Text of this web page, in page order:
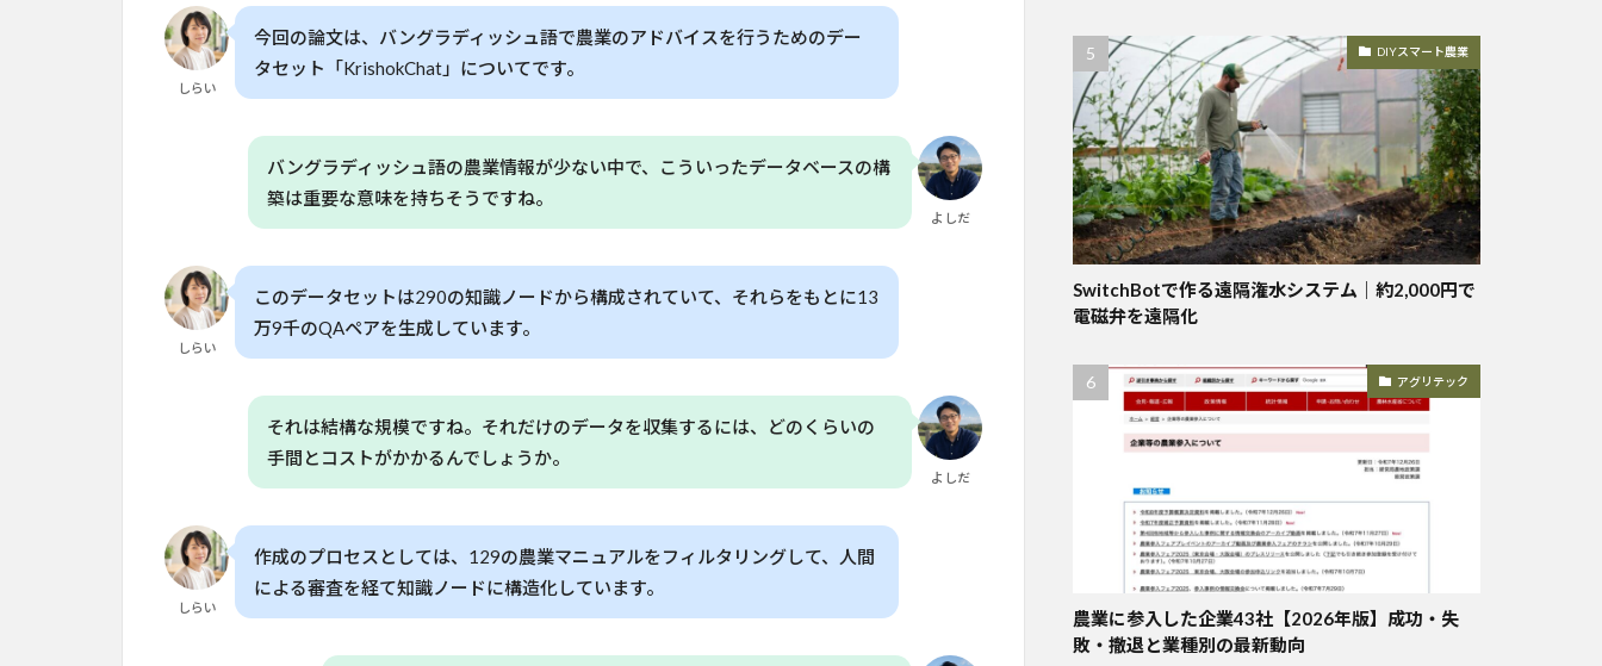
能
性
6
題
7
日
能
性
8
しらい
今回の論文は、バングラディッシュ語で農業のアドバイスを行うためのデー
タセット「KrishokChat」についてです。
よしだ
バングラディッシュ語の農業情報が少ない中で、こういったデータベースの構
築は重要な意味を持ちそうですね。
しらい
このデータセットは290の知識ノードから構成されていて、それらをもとに13
万9千のQAペアを生成しています。
よしだ
それは結構な規模ですね。それだけのデータを収集するには、どのくらいの
手間とコストがかかるんでしょうか。
しらい
作成のプロセスとしては、129の農業マニュアルをフィルタリングして、人間
による審査を経て知識ノードに構造化しています。
DIYスマート農業
SwitchBotで作る遠隔潅水システム｜約2,000円で
電磁弁を遠隔化
アグリテック
農業に参入した企業43社【2026年版】成功・失
敗・撤退と業種別の最新動向